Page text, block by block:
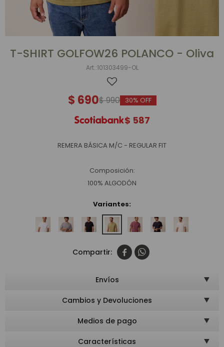
T-SHIRT GOLFOW26 POLANCO - Oliva
101303499-OL
$ 690$990 30
$ 587
REMERA BÁSICA M/C - REGULAR FIT
Composición:
100% ALGODÓN
Variantes:
 
Envíos
Cambios y Devoluciones
Medios de pago
Características